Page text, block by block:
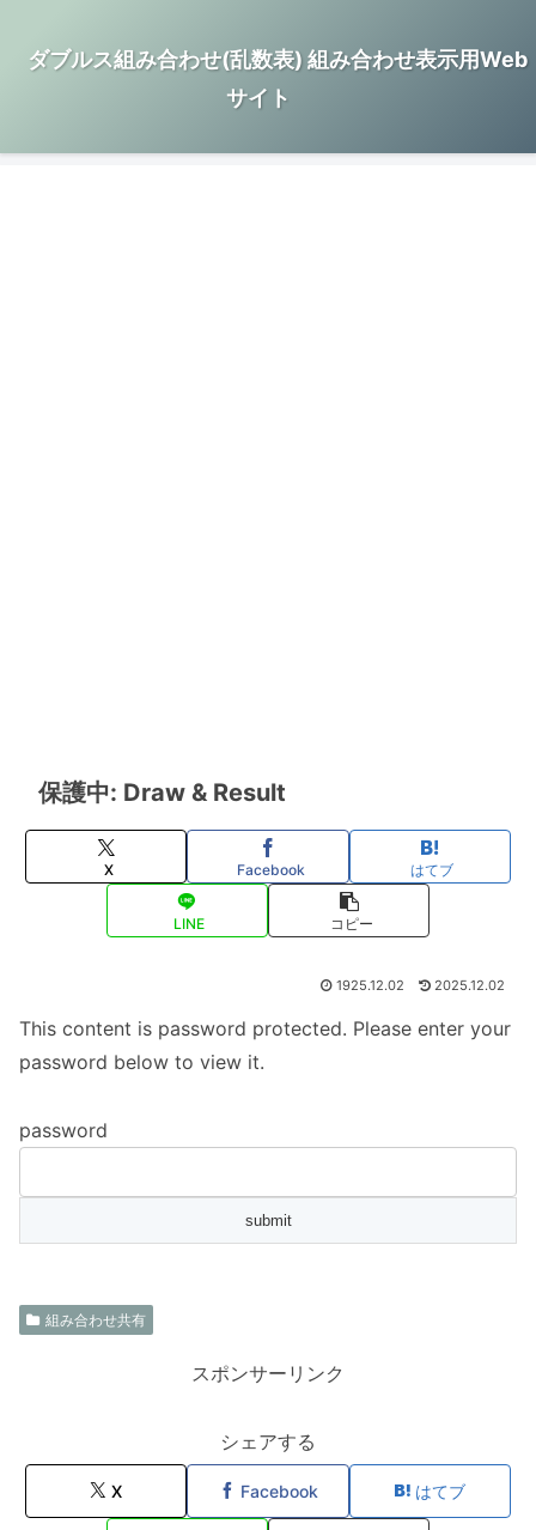
ダブルス組み合わせ(乱数表) 組み合わせ表示用Web
サイト
保護中: Draw & Result
X Facebook はてブ
LINE コピー
1925.12.02 2025.12.02
This content is password protected. Please enter your
password below to view it.
password
組み合わせ共有
スポンサーリンク
シェアする
X Facebook はてブ